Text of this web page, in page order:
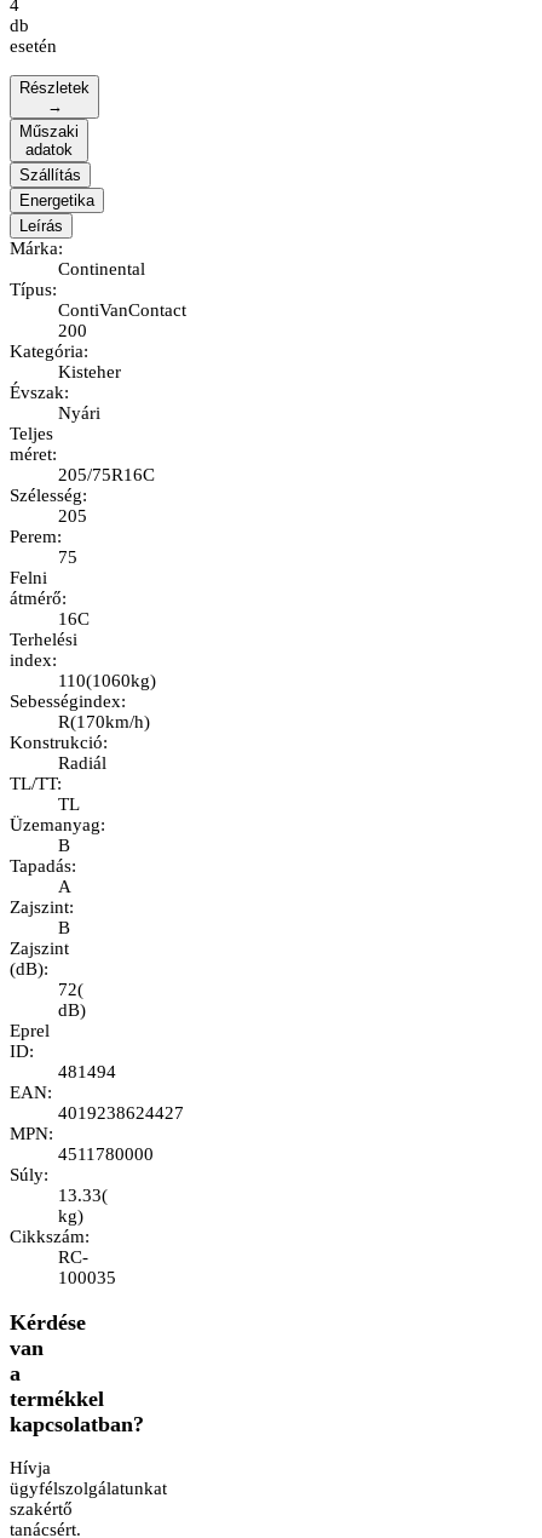
4
db
esetén
Részletek
→
Műszaki
adatok
Szállítás
Energetika
Leírás
Márka:
Continental
Típus:
ContiVanContact
200
Kategória:
Kisteher
Évszak:
Nyári
Teljes
méret:
205/75R16C
Szélesség:
205
Perem:
75
Felni
átmérő:
16C
Terhelési
index:
110(1060kg)
Sebességindex:
R(170km/h)
Konstrukció:
Radiál
TL/TT:
TL
Üzemanyag:
B
Tapadás:
A
Zajszint:
B
Zajszint
(dB):
72(
dB)
Eprel
ID:
481494
EAN:
4019238624427
MPN:
4511780000
Súly:
13.33(
kg)
Cikkszám:
RC-
100035
Kérdése
van
a
termékkel
kapcsolatban?
Hívja
ügyfélszolgálatunkat
szakértő
tanácsért.